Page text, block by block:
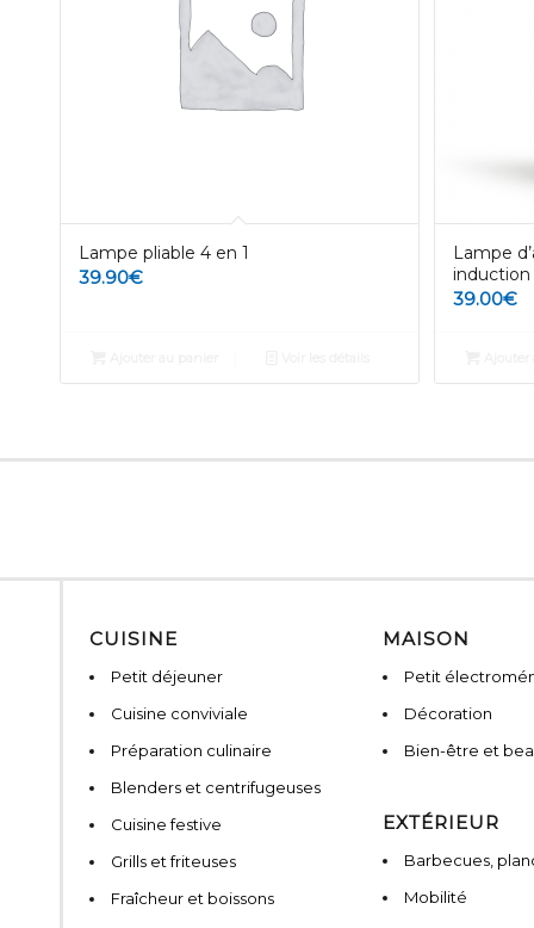
Lampe pliable 4 en 1
39.90€
Lampe
induction
39.00€
CUISINE
Petit déjeuner
Cuisine conviviale
Préparation culinaire
Blenders et centrifugeuses
Cuisine festive
Grills et friteuses
Fraîcheur et boissons
MAISON
Petit
Décoration
Bien-être et
EXTÉRIEUR
Barbecues,
Mobilité